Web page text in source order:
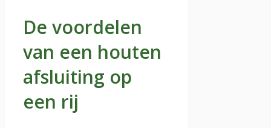
De voordelen
van een houten
afsluiting op
een rij